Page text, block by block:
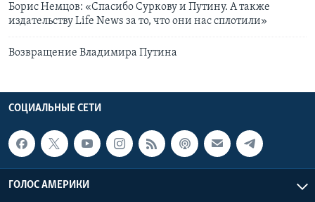
Языки
Борис Немцов: «Спасибо Суркову и Путину. А также
издательству Life News за то, что они нас сплотили»
Возвращение Владимира Путина
СОЦИАЛЬНЫЕ СЕТИ
ГОЛОС АМЕРИКИ